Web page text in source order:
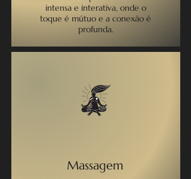
intensa e interativa, onde o
toque é mútuo e a conexão é
profunda.
Massagem